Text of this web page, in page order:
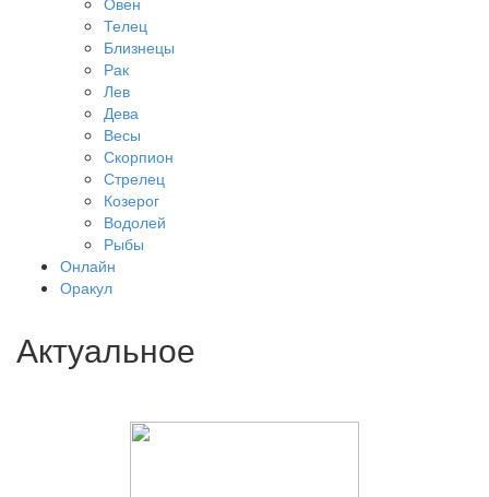
Телец
Близнецы
Рак
Лев
Дева
Весы
Скорпион
Стрелец
Козерог
Водолей
Рыбы
Онлайн
Оракул
Актуальное